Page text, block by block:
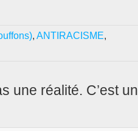
, ANTIRACISME,
une réalité. C’est un